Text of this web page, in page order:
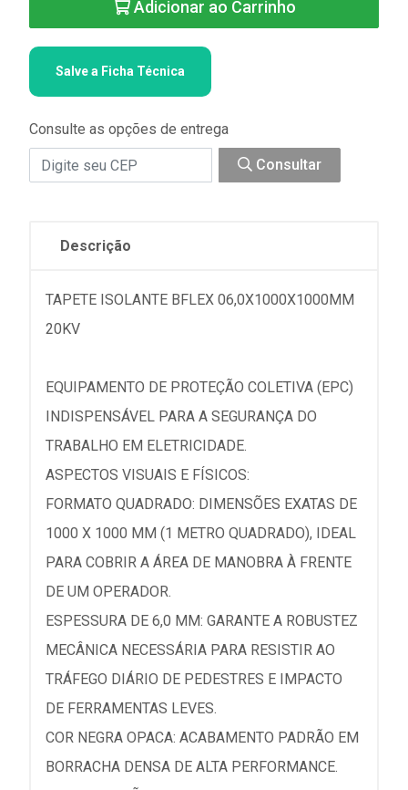
Adicionar ao Carrinho
Salve a Ficha Técnica
Consulte as opções de entrega
Consultar
Descrição
TAPETE ISOLANTE BFLEX 06,0X1000X1000MM
20KV
EQUIPAMENTO DE PROTEÇÃO COLETIVA (EPC)
INDISPENSÁVEL PARA A SEGURANÇA DO
TRABALHO EM ELETRICIDADE.
ASPECTOS VISUAIS E FÍSICOS:
FORMATO QUADRADO: DIMENSÕES EXATAS DE
1000 X 1000 MM (1 METRO QUADRADO), IDEAL
PARA COBRIR A ÁREA DE MANOBRA À FRENTE
DE UM OPERADOR.
ESPESSURA DE 6,0 MM: GARANTE A ROBUSTEZ
MECÂNICA NECESSÁRIA PARA RESISTIR AO
TRÁFEGO DIÁRIO DE PEDESTRES E IMPACTO
DE FERRAMENTAS LEVES.
COR NEGRA OPACA: ACABAMENTO PADRÃO EM
BORRACHA DENSA DE ALTA PERFORMANCE.